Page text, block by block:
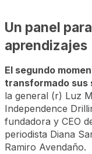
Un panel
aprendizajes
El segundo
transformado sus
la general (r) Luz
Independence
fundadora y CEO
periodista Diana
Ramiro Avendaño.